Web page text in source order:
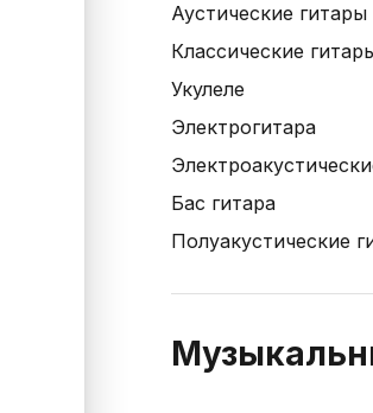
Аустические гитары
Классические
Укулеле
Электрогитара
Бас гитара
Полуакустические